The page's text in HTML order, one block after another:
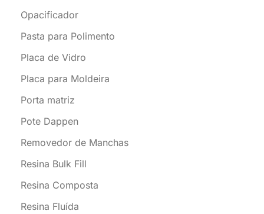
Opacificador
Pasta para Polimento
Placa de Vidro
Placa para Moldeira
Porta matriz
Pote Dappen
Removedor de Manchas
Resina Bulk Fill
Resina Composta
Resina Fluída